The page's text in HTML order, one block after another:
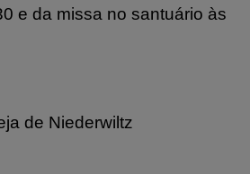
e da missa no santuário às
de Niederwiltz